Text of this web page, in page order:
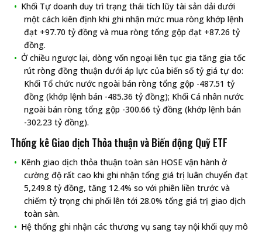
Khối Tự doanh duy trì trạng thái tích lũy tài sản dải dưới
một cách kiên định khi ghi nhận mức mua ròng khớp lệnh
đạt +97.70 tỷ đồng và mua ròng tổng gộp đạt +87.26 tỷ
đồng.
Ở chiều ngược lại, dòng vốn ngoại liên tục gia tăng gia tốc
rút ròng đồng thuận dưới áp lực của biến số tỷ giá tự do:
Khối Tổ chức nước ngoài bán ròng tổng gộp -487.51 tỷ
đồng (khớp lệnh bán -485.36 tỷ đồng); Khối Cá nhân nước
ngoài bán ròng tổng gộp -300.66 tỷ đồng (khớp lệnh bán
-302.23 tỷ đồng).
Thống kê Giao dịch Thỏa thuận và Biến động Quỹ ETF
Kênh giao dịch thỏa thuận toàn sàn HOSE vận hành ở
cường độ rất cao khi ghi nhận tổng giá trị luân chuyển đạt
5,249.8 tỷ đồng, tăng 12.4% so với phiên liền trước và
chiếm tỷ trọng chi phối lên tới 28.0% tổng giá trị giao dịch
toàn sàn.
Hệ thống ghi nhận các thương vụ sang tay nội khối quy mô